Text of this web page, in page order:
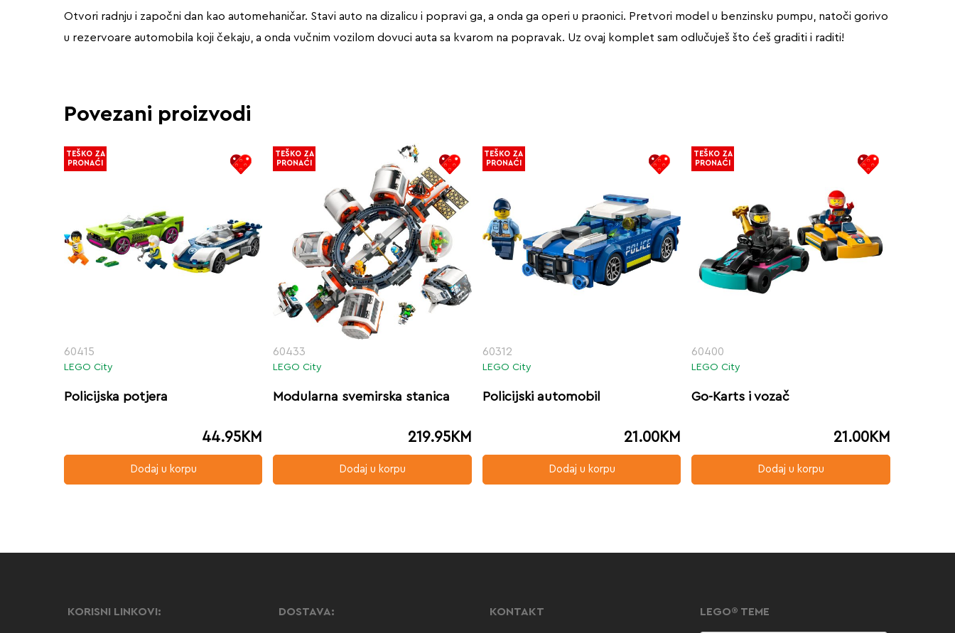
Otvori radnju i započni dan kao automehaničar. Stavi auto na dizalicu i popravi ga, a onda ga operi u praonici. Pretvori model u benzinsku pumpu, natoči gorivo
u rezervoare automobila koji čekaju, a onda vučnim vozilom dovuci auta sa kvarom na popravak. Uz ovaj komplet sam odlučuješ što ćeš graditi i raditi!
Povezani proizvodi
60415
LEGO City
Policijska potjera
44.95KM
Dodaj u korpu
TEŠKO ZA
PRONAĆI
60433
LEGO City
Modularna svemirska stanica
219.95KM
Dodaj u korpu
TEŠKO ZA
PRONAĆI
60312
LEGO City
Policijski automobil
21.00KM
Dodaj u korpu
TEŠKO ZA
PRONAĆI
60400
LEGO City
Go-Karts i vozač
21.00KM
Dodaj u korpu
TEŠKO ZA
PRONAĆI
KORISNI LINKOVI: DOSTAVA: KONTAKT LEGO® TEME